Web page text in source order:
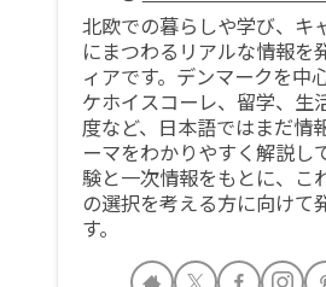
北欧での暮らしや学び、キ
にまつわるリアルな情報を
ィアです。デンマークを中
ケホイスコーレ、留学、生
度など、日本語ではまだ情
ーマをわかりやすく解説し
験と一次情報をもとに、こ
の選択を考える方に向けて
す。